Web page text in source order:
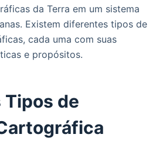
da Terra em um sistema
Existem diferentes tipos de
cada uma com suas
e propósitos.
de